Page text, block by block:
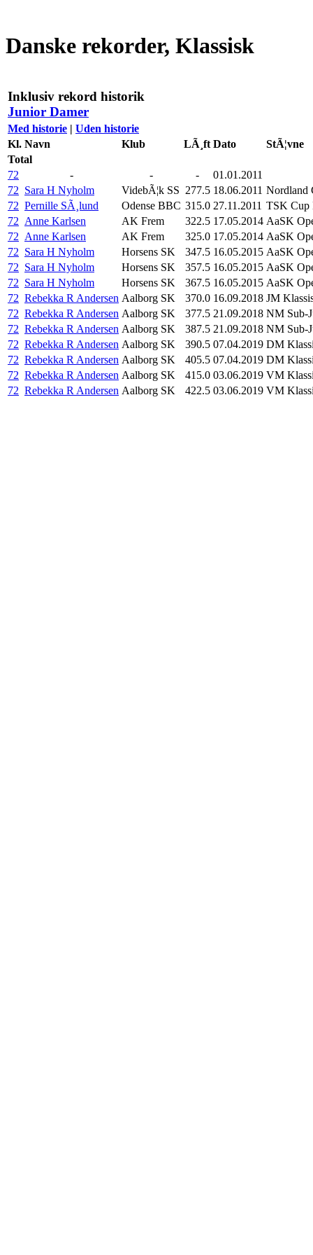
Danske rekorder, Klassisk
Inklusiv rekord historik
Junior Damer
Med historie | Uden historie
Kl. Navn Klub LÃ¸ft Dato
StÃ¦vne
Total
72
- - -
01.01.2011
72 Sara H Nyholm VidebÃ¦k SS 277.5 18.06.2011 Nordland
72 Pernille SÃ¸lund Odense BBC 315.0 27.11.2011 TSK Cup
72 Anne Karlsen AK Frem 322.5 17.05.2014 AaSK
72 Anne Karlsen AK Frem 325.0 17.05.2014 AaSK
72 Sara H Nyholm Horsens SK 347.5 16.05.2015 AaSK
72 Sara H Nyholm Horsens SK 357.5 16.05.2015 AaSK
72 Sara H Nyholm Horsens SK 367.5 16.05.2015 AaSK
72 Rebekka R Andersen Aalborg SK 370.0 16.09.2018 JM
72 Rebekka R Andersen Aalborg SK 377.5 21.09.2018 NM Sub-
72 Rebekka R Andersen Aalborg SK 387.5 21.09.2018 NM Sub-
72 Rebekka R Andersen Aalborg SK 390.5 07.04.2019 DM
72 Rebekka R Andersen Aalborg SK 405.5 07.04.2019 DM
72 Rebekka R Andersen Aalborg SK 415.0 03.06.2019 VM
72 Rebekka R Andersen Aalborg SK 422.5 03.06.2019 VM